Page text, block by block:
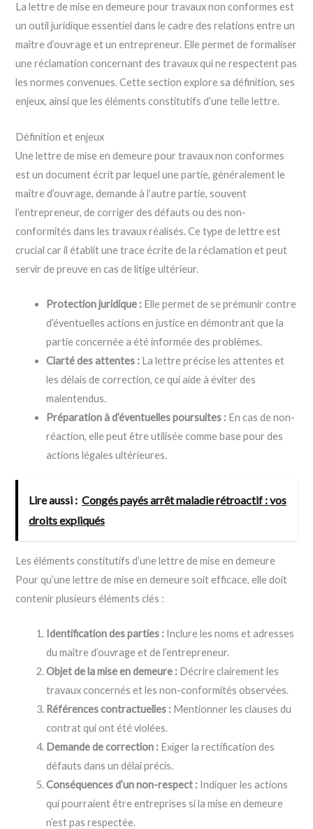
La lettre de mise en demeure pour travaux non conformes est
un outil juridique essentiel dans le cadre des relations entre un
maître d’ouvrage et un entrepreneur. Elle permet de formaliser
une réclamation concernant des travaux qui ne respectent pas
les normes convenues. Cette section explore sa définition, ses
enjeux, ainsi que les éléments constitutifs d’une telle lettre.
Définition et enjeux
Une lettre de mise en demeure pour travaux non conformes
est un document écrit par lequel une partie, généralement le
maître d’ouvrage, demande à l’autre partie, souvent
l’entrepreneur, de corriger des défauts ou des non-
conformités dans les travaux réalisés. Ce type de lettre est
crucial car il établit une trace écrite de la réclamation et peut
servir de preuve en cas de litige ultérieur.
Protection juridique : Elle permet de se prémunir contre
d’éventuelles actions en justice en démontrant que la
partie concernée a été informée des problèmes.
Clarté des attentes : La lettre précise les attentes et
les délais de correction, ce qui aide à éviter des
malentendus.
Préparation à d’éventuelles poursuites : En cas de non-
réaction, elle peut être utilisée comme base pour des
actions légales ultérieures.
Lire aussi : Congés payés arrêt maladie rétroactif : vos
droits expliqués
Les éléments constitutifs d’une lettre de mise en demeure
Pour qu’une lettre de mise en demeure soit efficace, elle doit
contenir plusieurs éléments clés :
Identification des parties : Inclure les noms et adresses
du maître d’ouvrage et de l’entrepreneur.
Objet de la mise en demeure : Décrire clairement les
travaux concernés et les non-conformités observées.
Références contractuelles : Mentionner les clauses du
contrat qui ont été violées.
Demande de correction : Exiger la rectification des
défauts dans un délai précis.
Conséquences d’un non-respect : Indiquer les actions
qui pourraient être entreprises si la mise en demeure
n’est pas respectée.